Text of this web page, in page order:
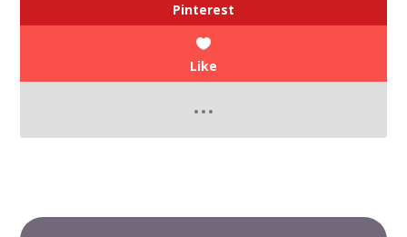
Pinterest
Like